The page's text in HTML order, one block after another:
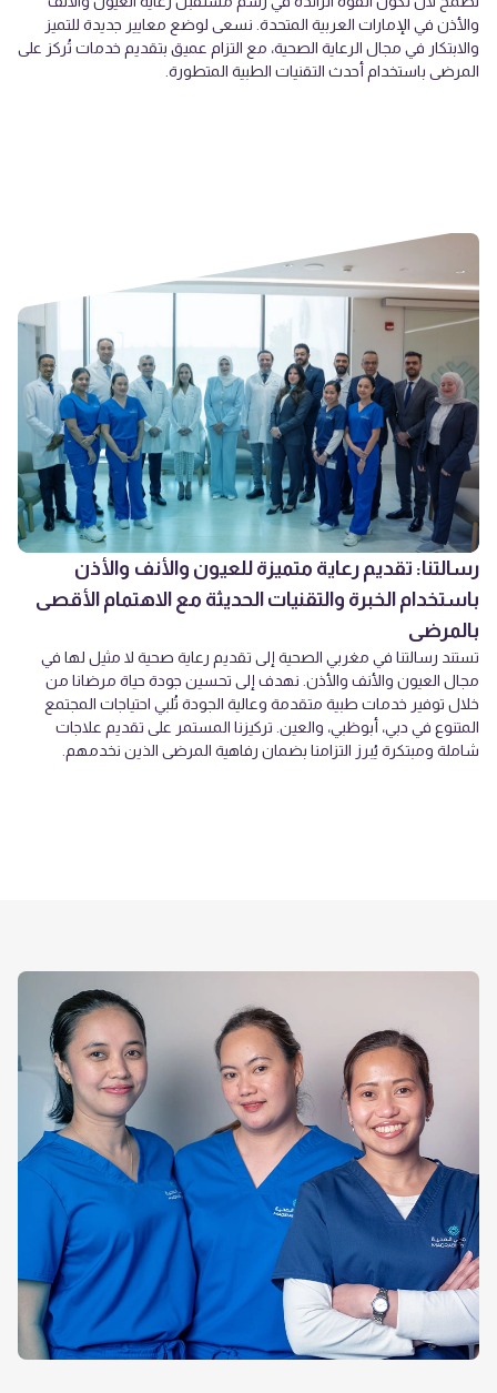
والأذن في الإمارات العربية المتحدة. نسعى لوضع معايير جديدة للتميز
والابتكار في مجال الرعاية الصحية، مع التزام عميق بتقديم خدمات تُركز على
المرضى باستخدام أحدث التقنيات الطبية المتطورة.
رسالتنا: تقديم رعاية متميزة للعيون والأنف والأذن
باستخدام الخبرة والتقنيات الحديثة مع الاهتمام الأقصى
بالمرضى
تستند رسالتنا في مغربي الصحية إلى تقديم رعاية صحية لا مثيل لها في
مجال العيون والأنف والأذن. نهدف إلى تحسين جودة حياة مرضانا من
خلال توفير خدمات طبية متقدمة وعالية الجودة تُلبي احتياجات المجتمع
المتنوع في دبي، أبوظبي، والعين. تركيزنا المستمر على تقديم علاجات
شاملة ومبتكرة يُبرز التزامنا بضمان رفاهية المرضى الذين نخدمهم.